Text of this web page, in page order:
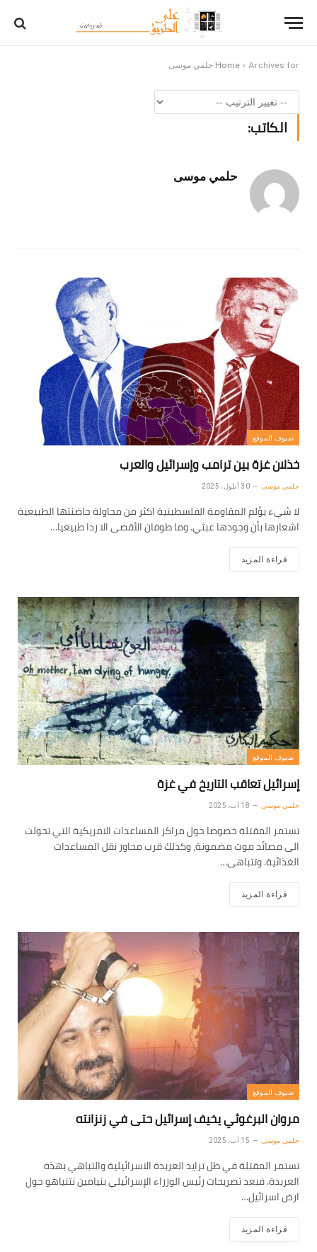
Home » Archives for حلمي موسى
الكاتب:
حلمي موسى
ضيوف الموقع
خذلان غزة بين ترامب وإسرائيل والعرب
حلمي موسى 30 أيلول، 2025
لا شيء يؤلم المقاومة الفلسطينية اكثر من محاولة حاضنتها الطبيعية
اشعارها بأن وجودها عبثي. وما طوفان الأقصى الا ردا طبيعيا…
قراءة المزيد
ضيوف الموقع
إسرائيل تعاقب التاريخ في غزة
حلمي موسى 18 آب، 2025
تستمر المقتلة خصوصا حول مراكز المساعدات الامريكية التي تحولت
الى مصائد موت مضمونة، وكذلك قرب محاور نقل المساعدات
الغذائية. وتتباهى…
قراءة المزيد
ضيوف الموقع
مروان البرغوثي يخيف إسرائيل حتى في زنزانته
حلمي موسى 15 آب، 2025
تستمر المقتلة في ظل تزايد العربدة الاسرائيلية والتباهي بهذه
العربدة. فبعد تصريحات رئيس الوزراء الإسرائيلي بنيامين نتنياهو حول
ارض اسرائيل…
قراءة المزيد